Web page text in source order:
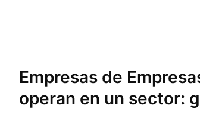
Empresas de Empresas hongkonesas que
operan en un sector: